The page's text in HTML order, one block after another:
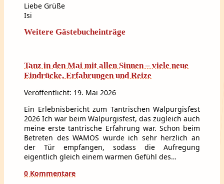
Liebe Grüße
Isi
Weitere Gästebucheinträge
Tanz in den Mai mit allen Sinnen – viele neue
Eindrücke, Erfahrungen und Reize
Veröffentlicht: 19. Mai 2026
Ein Erlebnisbericht zum Tantrischen Walpurgisfest
2026 Ich war beim Walpurgisfest, das zugleich auch
meine erste tantrische Erfahrung war. Schon beim
Betreten des WAMOS wurde ich sehr herzlich an
der Tür empfangen, sodass die Aufregung
eigentlich gleich einem warmen Gefühl des…
0 Kommentare